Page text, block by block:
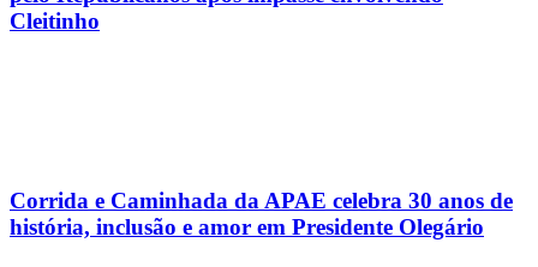
Cleitinho
Corrida e Caminhada da APAE celebra 30 anos de
história, inclusão e amor em Presidente Olegário